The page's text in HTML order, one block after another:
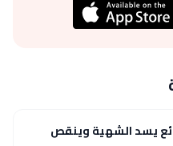
يسد الشهية وينقص